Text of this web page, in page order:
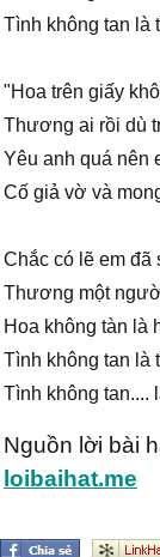
Tình không tan là
"Hoa trên giấy
Thương ai rồi dù
Yêu anh quá nên
Cố giả vờ và
Chắc có lẽ em đã
Thương một
Hoa không tàn là
Tình không tan là
Tình không tan....
Nguồn lời bài
loibaihat.me